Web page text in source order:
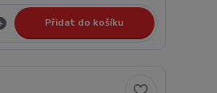
Přidat do košíku